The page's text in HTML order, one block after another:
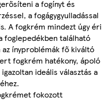
a fogínyt és
a fogágygyulladással
A fogkrém mindezt úgy éri
foglepedékben található
ínyproblémák fő kiváltó
fogkrém hatékony, ápoló
ideális választás a
fokozott